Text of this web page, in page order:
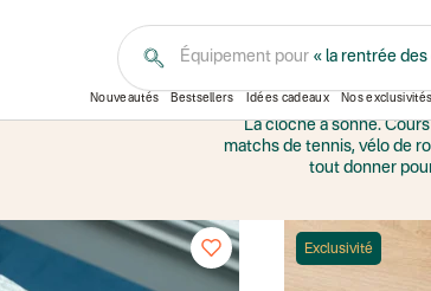
Équipement pour « la rentrée des
Nouveautés Bestsellers Idées cadeaux Nos exclusivités
Jeux,
La cloche a sonné.
matchs de tennis, vélo de
tout donner
Exclusivité